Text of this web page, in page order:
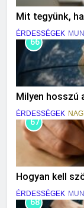
Mit tegyünk,
ÉRDESSÉGEK
66
Milyen hosszú
ÉRDESSÉGEK
67
Hogyan kell
ÉRDESSÉGEK
68